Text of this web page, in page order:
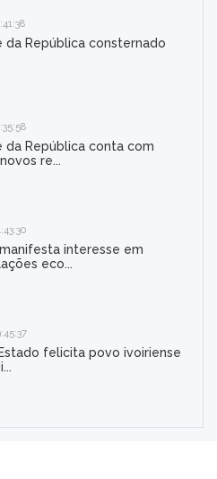
da República consternado
da República conta com
re...
interesse em
eco...
felicita povo ivoiriense